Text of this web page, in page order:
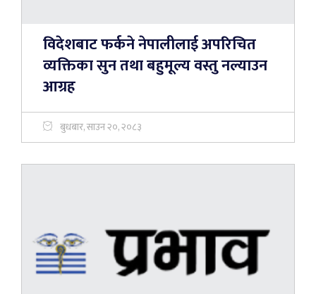
विदेशबाट फर्कने नेपालीलाई अपरिचित
व्यक्तिका सुन तथा बहुमूल्य वस्तु नल्याउन
आग्रह
बुधबार, साउन २०, २०८३